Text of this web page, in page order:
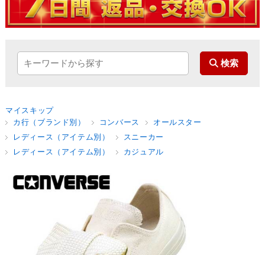
マイスキップ
カ行（ブランド別）
コンバース
オールスター
レディース（アイテム別）
スニーカー
レディース（アイテム別）
カジュアル